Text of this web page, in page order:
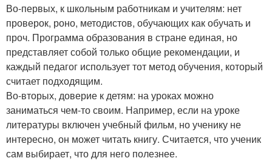
Во-первых, к школьным работникам и учителям: нет
проверок, роно, методистов, обучающих как обучать и
проч. Программа образования в стране единая, но
представляет собой только общие рекомендации, и
каждый педагог использует тот метод обучения, который
считает подходящим.
Во-вторых, доверие к детям: на уроках можно
заниматься чем-то своим. Например, если на уроке
литературы включен учебный фильм, но ученику не
интересно, он может читать книгу. Считается, что ученик
сам выбирает, что для него полезнее.